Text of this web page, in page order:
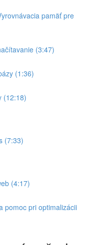
pamäť pre
(3:47)
(1:36)
(12:18)
(7:33)
(4:17)
pomoc pri optimalizácii